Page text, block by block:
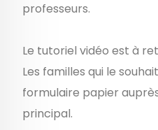
professeurs.
Le tutoriel vidéo est à
Les familles qui le
formulaire papier
principal.